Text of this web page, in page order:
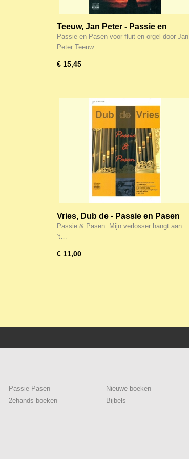
Teeuw, Jan Peter - Passie en
Pasen voor fluit en orgel (Klavar)
Passie en Pasen voor fluit en orgel door Jan
Peter Teeuw.…
€ 15,45
Vries, Dub de - Passie en Pasen
(Klavar)
Passie & Pasen. Mijn verlosser hangt aan
’t…
€ 11,00
Passie Pasen
2ehands boeken
Nieuwe boeken
Bijbels